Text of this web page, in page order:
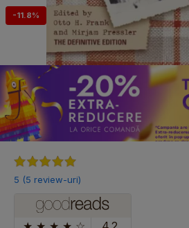
-11.8%
5 (5 review-uri)